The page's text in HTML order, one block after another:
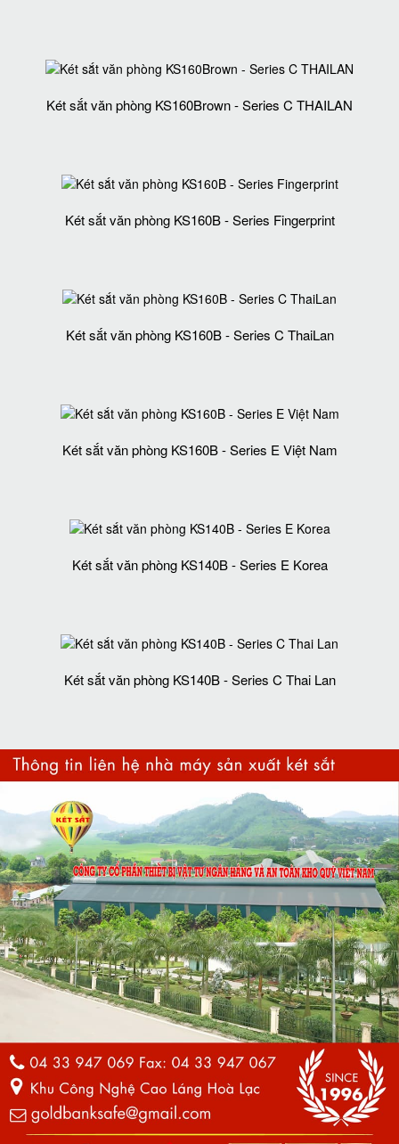
Két sắt văn phòng KS160Brown - Series C THAILAN
Két sắt văn phòng KS160B - Series Fingerprint
Két sắt văn phòng KS160B - Series C ThaiLan
Két sắt văn phòng KS160B - Series E Việt Nam
Két sắt văn phòng KS140B - Series E Korea
Két sắt văn phòng KS140B - Series C Thai Lan